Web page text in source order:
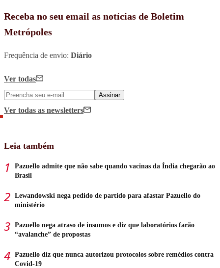
Receba no seu email as notícias de Boletim
Metrópoles
Frequência de envio: Diário
Ver todas
Assinar
Ver todas as newsletters
Leia também
Pazuello admite que não sabe quando vacinas da Índia chegarão ao
Brasil
Lewandowski nega pedido de partido para afastar Pazuello do
ministério
Pazuello nega atraso de insumos e diz que laboratórios farão
“avalanche” de propostas
Pazuello diz que nunca autorizou protocolos sobre remédios contra
Covid-19